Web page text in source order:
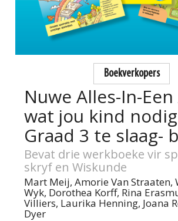
Boekverkopers
Nuwe Alles-In-
wat jou kind
Graad 3 te slaag-
Bevat drie werkboeke vir
skryf en Wiskunde
Mart Meij, Amorie Van Straaten,
Wyk, Dorothea Korff, Rina
Villiers, Laurika Henning, Joana
Dyer